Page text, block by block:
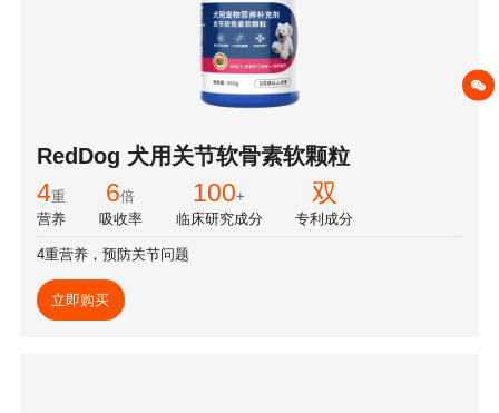
RedDog 犬用关节软骨素软颗粒
4重
营养
6倍
吸收率
100+
临床研究成分
双
专利成分
4重营养，预防关节问题
立即购买